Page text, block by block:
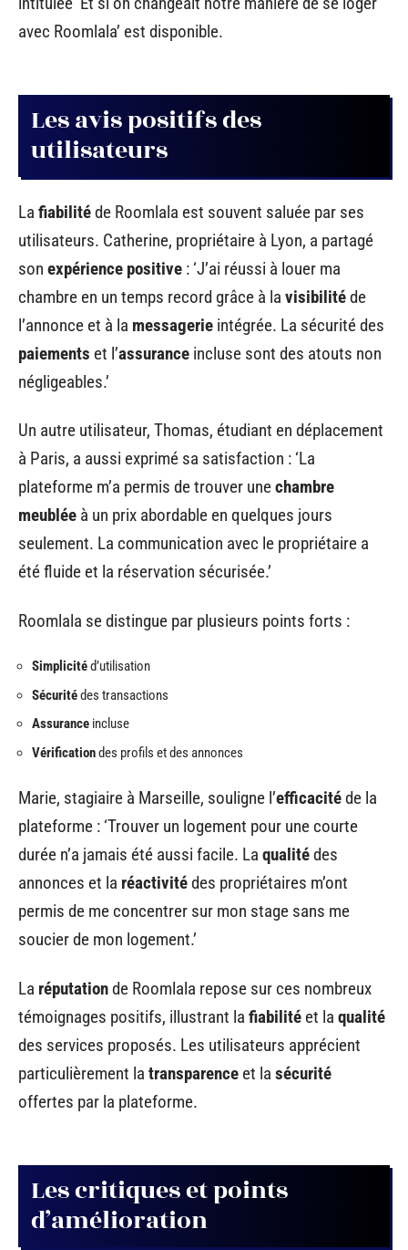
avec Roomlala’ est disponible.
Les avis positifs des
utilisateurs
La fiabilitéde Roomlala est souvent saluée par ses
utilisateurs. Catherine, propriétaire à Lyon, a partagé
son expérience positive : ‘J’ai réussi à louer ma
chambre en un temps record grâce à la visibilitéde
l’annonce et à la messagerie intégrée. La sécurité des
paiements et l’assurance incluse sont des atouts non
négligeables.’
Un autre utilisateur, Thomas, étudiant en déplacement
à Paris, a aussi exprimé sa satisfaction : ‘La
plateforme m’a permis de trouver unechambre
meublée à un prix abordable en quelques jours
seulement. La communication avec le propriétaire a
été fluide et la réservation sécurisée.’
Roomlala se distingue par plusieurs points forts :
Simplicitéd’utilisation
Sécuritédes transactions
Assurance incluse
Vérificationdes profils et des annonces
Marie, stagiaire à Marseille, souligne l’efficacitéde la
plateforme : ‘Trouver un logement pour une courte
durée n’a jamais été aussi facile. La qualitédes
annonces et la réactivitédes propriétaires m’ont
permis de me concentrer sur mon stage sans me
soucier de mon logement.’
La réputationde Roomlala repose sur ces nombreux
témoignages positifs, illustrant la fiabilité et la qualité
des services proposés. Les utilisateurs apprécient
particulièrement la transparence et la sécurité
offertes par la plateforme.
Les critiques et points
d’amélioration